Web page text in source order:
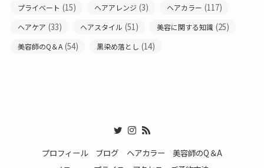
プライベート (15) ヘアアレンジ (3) ヘアカラー (117)
ヘアケア (33) ヘアスタイル (51) 美容に関する知識 (25)
美容師のQ＆A (54) 黒染め落とし (14)
プロフィール ブログ ヘアカラー
美容師のQ＆A